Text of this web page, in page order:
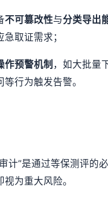
不可篡改性与分类导出
取证需求；
作预警机制 ，如大批量
等行为触发告警。
计”是通过等保测评的必
视为重大风险。